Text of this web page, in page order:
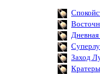
Дневная
Заход